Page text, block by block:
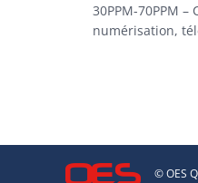
30PPM-70PPM
numérisation,
© OES